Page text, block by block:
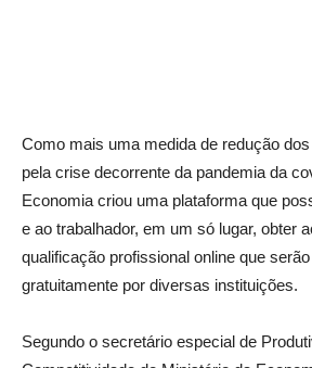
Como mais uma medida de redução
pela crise decorrente da pandemia da
Economia criou uma plataforma que
e ao trabalhador, em um só lugar, obter
qualificação profissional online que
gratuitamente por diversas instituições.
Segundo o secretário especial de